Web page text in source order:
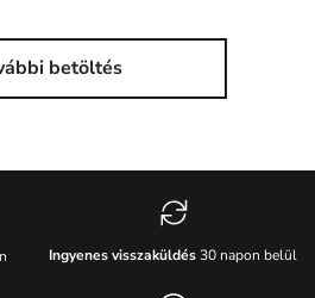
betöltés
Ingyenes visszaküldés30 napon belül